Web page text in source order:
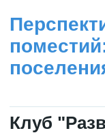
Клуб